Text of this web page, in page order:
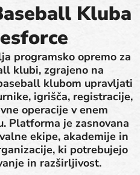
Kluba
programsko opremo za
klubi, zgrajeno na
klubom upravljati
igrišča, registracije,
operacije v enem
Platforma je zasnovana
ekipe, akademije in
ki potrebujejo
in razširljivost.